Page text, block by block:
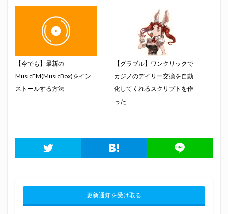
【今でも】最新の
MusicFM(MusicBox)をイン
ストールする方法
【グラブル】ワンクリックで
カジノのデイリー交換を自動
化してくれるスクリプトを作
った
更新通知を受け取る